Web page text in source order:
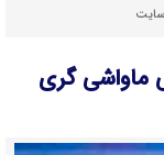
ماواشی گری